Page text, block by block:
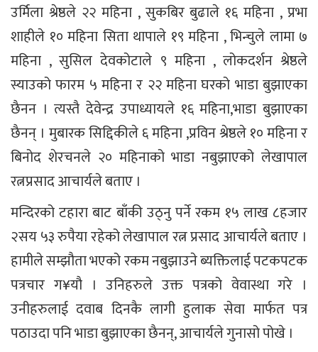
उर्मिला श्रेष्ठले २२ महिना , सुकबिर बुढाले १६ महिना , प्रभा
शाहीले १० महिना सिता थापाले १९ महिना , भिन्चुले लामा ७
महिना , सुसिल देवकोटाले ९ महिना , लोकदर्शन श्रेष्ठले
स्याउको फारम ५ महिना र २२ महिना घरको भाडा बुझाएका
छैनन । त्यस्तै देवेन्द्र उपाध्यायले १६ महिना,भाडा बुझाएका
छैनन् । मुबारक सिद्दिकीले ६ महिना ,प्रविन श्रेष्ठले १० महिना र
बिनोद शेरचनले २० महिनाको भाडा नबुझाएको लेखापाल
रत्नप्रसाद आचार्यले बताए ।
मन्दिरको टहारा बाट बाँकी उठ्नु पर्ने रकम १५ लाख ८हजार
२सय ५३ रुपैया रहेको लेखापाल रत्न प्रसाद आचार्यले बताए ।
हामीले सम्झौता भएको रकम नबुझाउने ब्यक्तिलाई पटकपटक
पत्रचार ग¥यौ । उनिहरुले उक्त पत्रको वेवास्था गरे ।
उनीहरुलाई दवाब दिनकै लागी हुलाक सेवा मार्फत पत्र
पठाउदा पनि भाडा बुझाएका छैनन्, आचार्यले गुनासो पोखे ।